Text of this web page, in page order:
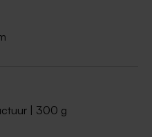
| 300 g